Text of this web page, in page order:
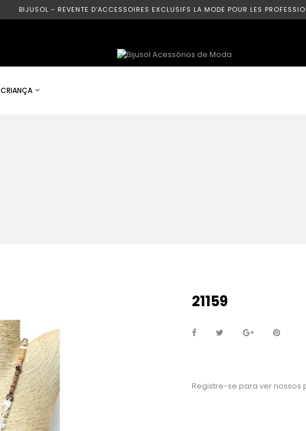
BIJUSOL - REVENTE D’ACCESSOIRES EXCLUSIFS LA MODE POUR LES
CRIANÇA
21159
Registre-se para ver nossos